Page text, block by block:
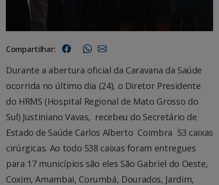
Compartilhar:
Durante a abertura oficial da Caravana da Saúde
ocorrida no último dia (24), o Diretor Presidente
do HRMS (Hospital Regional de Mato Grosso do
Sul) Justiniano Vavas, recebeu do Secretário de
Estado de Saúde Carlos Alberto Coimbra 53 caixas
cirúrgicas. Ao todo 538 caixas foram entregues
para 17 municípios são eles São Gabriel do Oeste,
Coxim, Amambai, Corumbá, Dourados, Jardim,